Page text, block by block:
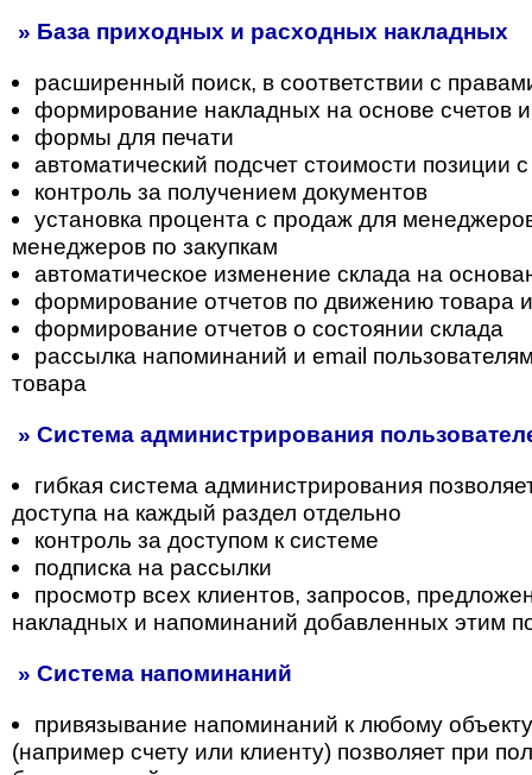
» База приходных и расходных накладных
расширенный поиск, в соответствии с
формирование накладных на основе счетов и
формы для печати
автоматический подсчет стоимости позиции
контроль за получением документов
установка процента с продаж для
менеджеров по закупкам
автоматическое изменение склада на
формирование отчетов по движению товара
формирование отчетов о состоянии склада
рассылка напоминаний и email
товара
» Система администрирования
гибкая система администрирования
доступа на каждый раздел отдельно
контроль за доступом к системе
подписка на рассылки
просмотр всех клиентов, запросов,
накладных и напоминаний добавленных этим
» Система напоминаний
привязывание напоминаний к любому
(например счету или клиенту) позволяет при